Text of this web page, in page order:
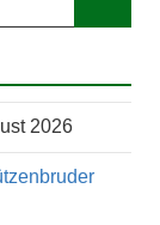
2026